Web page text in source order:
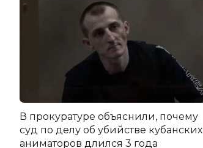
В прокуратуре объяснили, почему
суд по делу об убийстве кубанских
аниматоров длился 3 года